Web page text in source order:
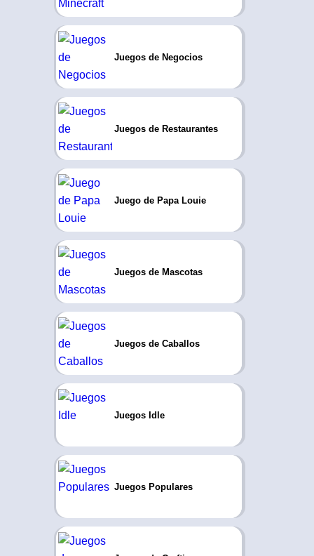
Juegos de Negocios
Juegos de Restaurantes
Juego de Papa Louie
Juegos de Mascotas
Juegos de Caballos
Juegos Idle
Juegos Populares